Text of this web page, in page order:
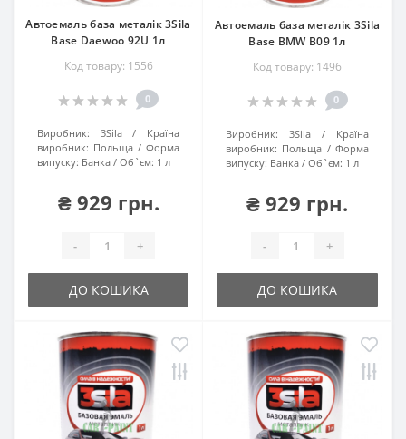
Автоемаль база металік 3Sila
Base Daewoo 92U 1л
Код товару: 1556
0
Виробник: 3Sila
Країна
виробник: Польща
Форма
випуску: Банка Об`єм: 1 л
₴ 929 грн.
- +
ДО КОШИКА
Автоемаль база металік 3Sila
Base BMW В09 1л
Код товару: 1496
0
Виробник: 3Sila
Країна
виробник: Польща
Форма
випуску: Банка Об`єм: 1 л
₴ 929 грн.
- +
ДО КОШИКА